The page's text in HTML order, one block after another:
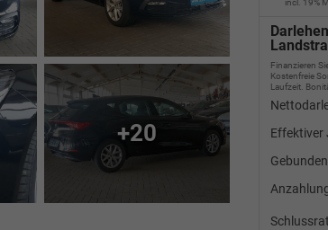
incl. 19%
Finanzieren
Kostenfreie
Laufzeit.
Effektiver
+20